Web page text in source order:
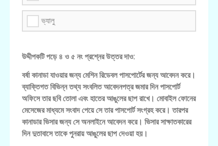
ভ্যালু
উদ্দীপকটি পড়ে ৪ ও ৫ নং প্রশ্নের উত্তর দাও:
বর্ষা কানাডা যাওয়ার জন্য মেশিন রিডেবল পাসপোর্টের জন্য আবেদন করে।
ব্যাক্তিগত বিভিন্ন তথ্য সংবলিত আবেদনপত্র জমার দিন পাসপোর্ট
অফিসে তার ছবি তোলা এবং হাতের আঙুলের ছাপ রাখে। মোবাইল ফোনের
মেসেজের মাধ্যমে সংবাদ পেয়ে সে তার পাসপোর্ট সংগ্রহ করে। তারপর
কানাডার ভিসার জন্য সে অনলাইনে আবেদন করে। ভিসার সাক্ষাতকারের
দিন দুতাবাসে তাকে পুনরায় আঙুলের ছাপ দেওয়া হয়।